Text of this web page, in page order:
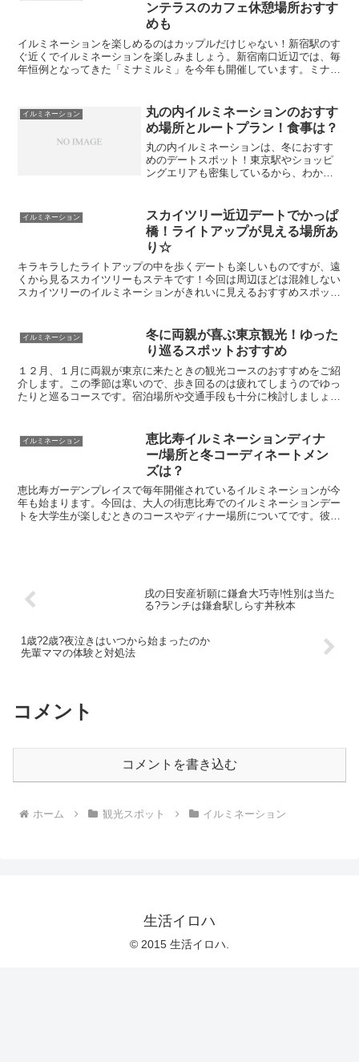
ンテラスのカフェ休憩場所おすす
めも
イルミネーションを楽しめるのはカップルだけじゃない！新宿駅のす
ぐ近くでイルミネーションを楽しみましょう。新宿南口近辺では、毎
年恒例となってきた「ミナミルミ」を今年も開催しています。ミナミ
イルミネーション
丸の内イルミネーションのおすす
め場所とルートプラン！食事は？
丸の内イルミネーションは、冬におすす
めのデートスポット！東京駅やショッピ
ングエリアも密集しているから、わかり
イルミネーション
スカイツリー近辺デートでかっぱ
橋！ライトアップが見える場所あ
り☆
キラキラしたライトアップの中を歩くデートも楽しいものですが、遠
くから見るスカイツリーもステキです！今回は周辺ほどは混雑しない
スカイツリーのイルミネーションがきれいに見えるおすすめスポット
イルミネーション
冬に両親が喜ぶ東京観光！ゆった
り巡るスポットおすすめ
１２月、１月に両親が東京に来たときの観光コースのおすすめをご紹
介します。この季節は寒いので、歩き回るのは疲れてしまうのでゆっ
たりと巡るコースです。宿泊場所や交通手段も十分に検討しましょ
イルミネーション
恵比寿イルミネーションディナ
ー/場所と冬コーディネートメン
ズは？
恵比寿ガーデンプレイスで毎年開催されているイルミネーションが今
年も始まります。今回は、大人の街恵比寿でのイルミネーションデー
トを大学生が楽しむときのコースやディナー場所についてです。彼女
戌の日安産祈願に鎌倉大巧寺!性別は当た
る?ランチは鎌倉駅しらす丼秋本
1歳?2歳?夜泣きはいつから始まったのか
先輩ママの体験と対処法
コメント
コメントを書き込む
ホーム 観光スポット イルミネーション
生活イロハ
© 2015 生活イロハ.